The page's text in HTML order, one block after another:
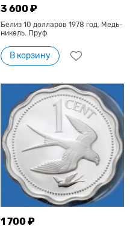
3 600 ₽
Белиз 10 долларов 1978 год. Медь-
никель. Пруф
В корзину
1 700 ₽